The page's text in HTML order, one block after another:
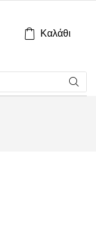
Καλάθι